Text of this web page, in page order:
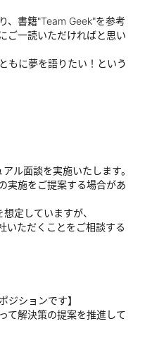
、書籍"Team Geek"を参考
ご一読いただければと思い
もに夢を語りたい！という
ル面談を実施いたします。
実施をご提案する場合があ
定していますが、
いただくことをご相談する
ジションです】
て解決策の提案を推進して